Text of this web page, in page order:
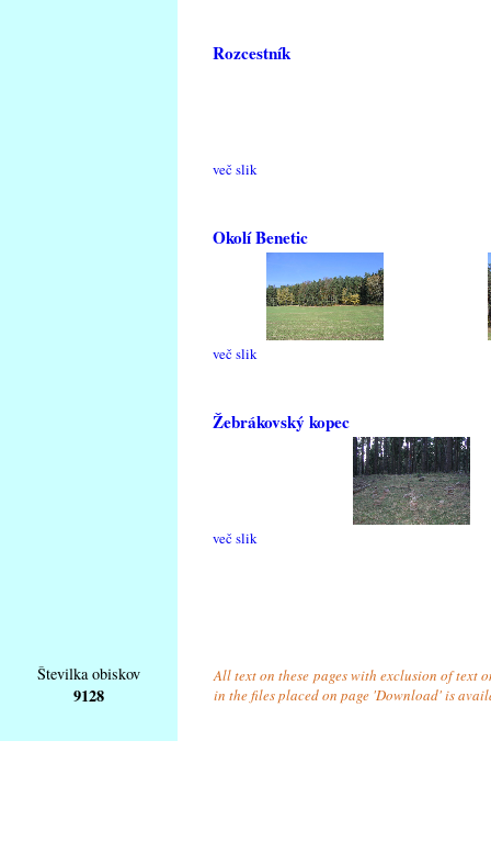
Rozcestník
več slik
Okolí Benetic
več slik
Žebrákovský kopec
več slik
Številka obiskov
9128
All text on these pages with exclusion of text
in the files placed on page 'Download' is